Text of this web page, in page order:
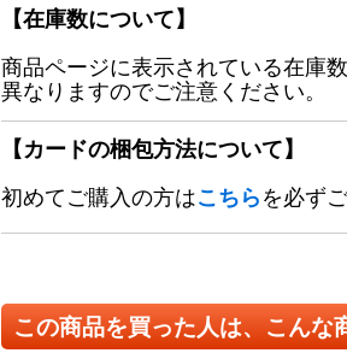
【在庫数について】
商品ページに表示されている在庫
異なりますのでご注意ください。
【カードの梱包方法について】
初めてご購入の方はこちら を必ず
この商品を買った人は、こんな